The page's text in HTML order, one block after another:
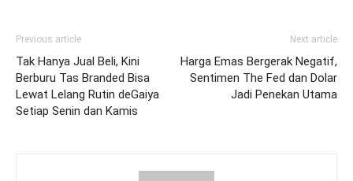
Previous article
Tak Hanya Jual Beli, Kini
Berburu Tas Branded Bisa
Lewat Lelang Rutin deGaiya
Setiap Senin dan Kamis
Next article
Harga Emas Bergerak Negatif,
Sentimen The Fed dan Dolar
Jadi Penekan Utama